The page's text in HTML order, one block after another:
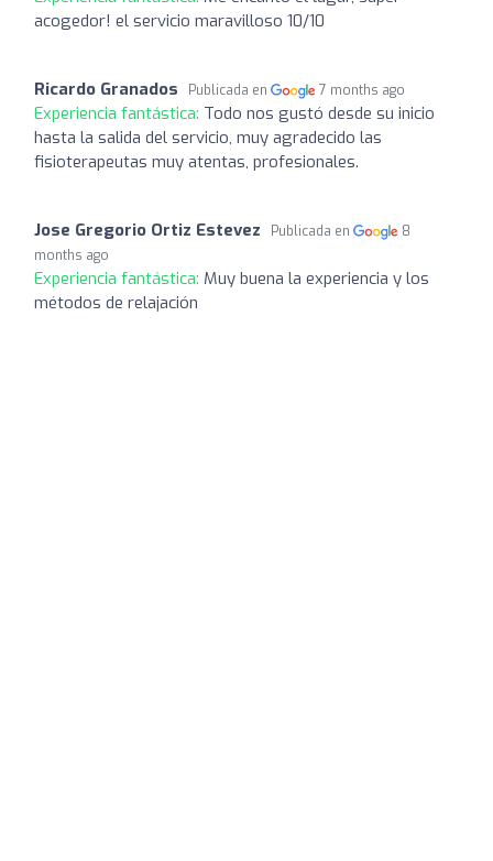
acogedor! el servicio maravilloso 10/10
Ricardo Granados Publicada en 7 months ago
Experiencia fantástica: Todo nos gustó desde su inicio
hasta la salida del servicio, muy agradecido las
fisioterapeutas muy atentas, profesionales.
Jose Gregorio Ortiz Estevez Publicada en
8
months ago
Experiencia fantástica: Muy buena la experiencia y los
métodos de relajación